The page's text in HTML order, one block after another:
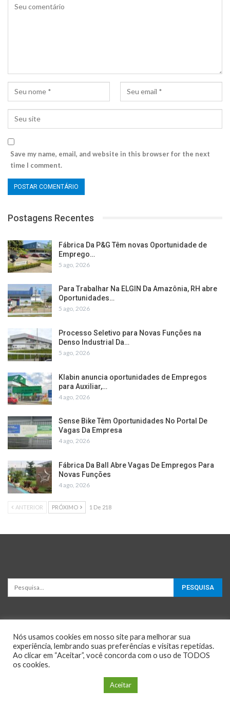
Save my name, email, and website in this browser for the next
time I comment.
Postagens Recentes
Fábrica Da P&G Têm novas Oportunidade de
Emprego…
5 ago, 2026
Para Trabalhar Na ELGIN Da Amazônia, RH abre
Oportunidades…
5 ago, 2026
Processo Seletivo para Novas Funções na
Denso Industrial Da…
5 ago, 2026
Klabin anuncia oportunidades de Empregos
para Auxiliar,…
4 ago, 2026
Sense Bike Têm Oportunidades No Portal De
Vagas Da Empresa
4 ago, 2026
Fábrica Da Ball Abre Vagas De Empregos Para
Novas Funções
4 ago, 2026
ANTERIOR PRÓXIMO 1 De 218
© 2026 - Oportunidades e Negócios. All Rights Reserved.
Website Design:BetterStudio
Nós usamos cookies em nosso site para melhorar sua
experiência, lembrando suas preferências e visitas repetidas.
Ao clicar em “Aceitar”, você concorda com o uso de TODOS
os cookies.
Aceitar